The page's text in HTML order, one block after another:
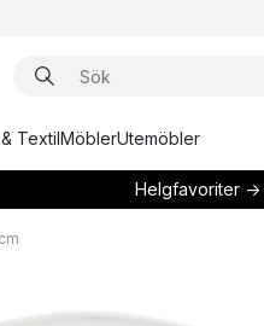
TextilMöblerUtemöbler
Helgfavoriter →